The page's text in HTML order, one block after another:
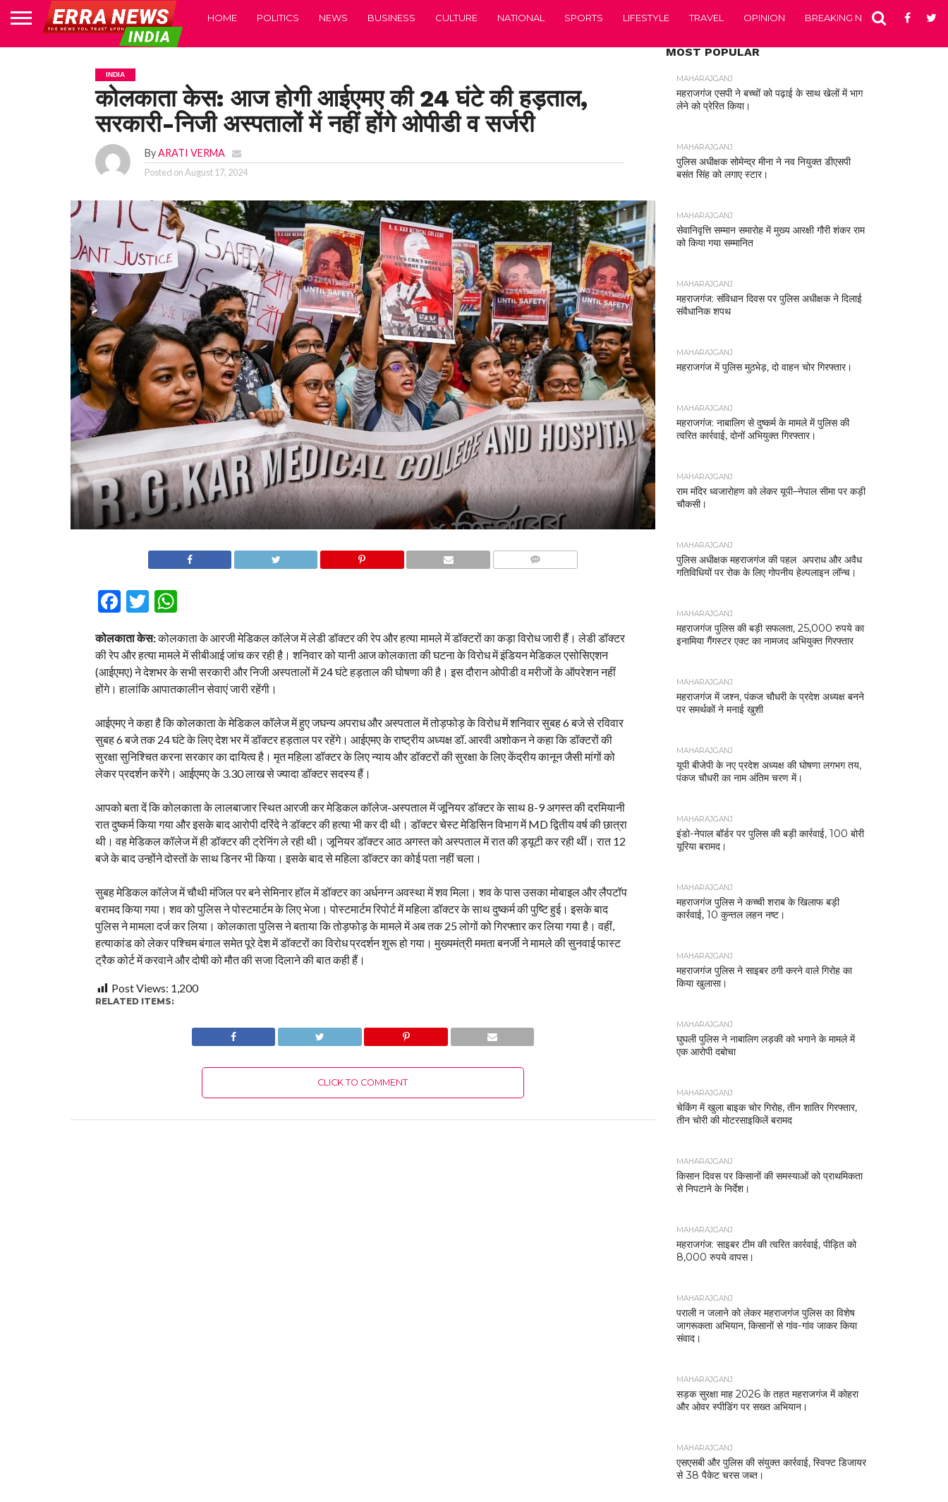
HOME POLITICS NEWS BUSINESS CULTURE NATIONAL SPORTS LIFESTYLE TRAVEL OPINION BREAKING NEWS
INDIA
कोलकाता केस: आज होगी आईएमए की 24 घंटे की हड़ताल,
सरकारी-निजी अस्पतालों में नहीं होंगे ओपीडी व सर्जरी
ByARATI VERMA
Posted onAugust 17, 2024
Facebook
Twitter
WhatsApp
कोलकाता केस:कोलकाता के आरजी मेडिकल कॉलेज में लेडी डॉक्टर की रेप और हत्या मामले में डॉक्टरों का कड़ा विरोध जारी हैं। लेडी डॉक्टर
की रेप और हत्या मामले में सीबीआई जांच कर रही है। शनिवार को यानी आज कोलकाता की घटना के विरोध में इंडियन मेडिकल एसोसिएशन
(आईएमए) ने देशभर के सभी सरकारी और निजी अस्पतालों में 24 घंटे हड़ताल की घोषणा की है। इस दौरान ओपीडी व मरीजों के ऑपरेशन नहीं
होंगे। हालांकि आपातकालीन सेवाएं जारी रहेंगी।
आईएमए ने कहा है कि कोलकाता के मेडिकल कॉलेज में हुए जघन्य अपराध और अस्पताल में तोड़फोड़ के विरोध में शनिवार सुबह 6 बजे से रविवार
सुबह 6 बजे तक 24 घंटे के लिए देश भर में डॉक्टर हड़ताल पर रहेंगे। आईएमए के राष्ट्रीय अध्यक्ष डॉ. आरवी अशोकन ने कहा कि डॉक्टरों की
सुरक्षा सुनिश्चित करना सरकार का दायित्व है। मृत महिला डॉक्टर के लिए न्याय और डॉक्टरों की सुरक्षा के लिए केंद्रीय कानून जैसी मांगों को
लेकर प्रदर्शन करेंगे। आईएमए के 3.30 लाख से ज्यादा डॉक्टर सदस्य हैं।
आपको बता दें कि कोलकाता के लालबाजार स्थित आरजी कर मेडिकल कॉलेज-अस्पताल में जूनियर डॉक्टर के साथ 8-9 अगस्त की दरमियानी
रात दुष्कर्म किया गया और इसके बाद आरोपी दरिंदे ने डॉक्टर की हत्या भी कर दी थी। डॉक्टर चेस्ट मेडिसिन विभाग में MD द्वितीय वर्ष की छात्रा
थी। वह मेडिकल कॉलेज में ही डॉक्टर की ट्रेनिंग ले रही थी। जूनियर डॉक्टर आठ अगस्त को अस्पताल में रात की ड्यूटी कर रही थीं। रात 12
बजे के बाद उन्होंने दोस्तों के साथ डिनर भी किया। इसके बाद से महिला डॉक्टर का कोई पता नहीं चला।
सुबह मेडिकल कॉलेज में चौथी मंजिल पर बने सेमिनार हॉल में डॉक्टर का अर्धनग्न अवस्था में शव मिला। शव के पास उसका मोबाइल और लैपटॉप
बरामद किया गया। शव को पुलिस ने पोस्टमार्टम के लिए भेजा। पोस्टमार्टम रिपोर्ट में महिला डॉक्टर के साथ दुष्कर्म की पुष्टि हुई। इसके बाद
पुलिस ने मामला दर्ज कर लिया। कोलकाता पुलिस ने बताया कि तोड़फोड़ के मामले में अब तक 25 लोगों को गिरफ्तार कर लिया गया है। वहीं,
हत्याकांड को लेकर पश्चिम बंगाल समेत पूरे देश में डॉक्टरों का विरोध प्रदर्शन शुरू हो गया। मुख्यमंत्री ममता बनर्जी ने मामले की सुनवाई फास्ट
ट्रैक कोर्ट में करवाने और दोषी को मौत की सजा दिलाने की बात कही हैं।
Post Views: 1,200
RELATED ITEMS:
CLICK TO COMMENT
MOST POPULAR
MAHARAJGANJ
महराजगंज एसपी ने बच्चों को पढ़ाई के साथ खेलों में भाग
लेने को प्रेरित किया।
MAHARAJGANJ
पुलिस अधीक्षक सोमेन्द्र मीना ने नव नियुक्त डीएसपी
बसंत सिंह को लगाए स्टार।
MAHARAJGANJ
सेवानिवृत्ति सम्मान समारोह में मुख्य आरक्षी गौरी शंकर राम
को किया गया सम्मानित
MAHARAJGANJ
महराजगंज: संविधान दिवस पर पुलिस अधीक्षक ने दिलाई
संवैधानिक शपथ
MAHARAJGANJ
महराजगंज में पुलिस मुठभेड़, दो वाहन चोर गिरफ्तार।
MAHARAJGANJ
महराजगंज: नाबालिग से दुष्कर्म के मामले में पुलिस की
त्वरित कार्रवाई, दोनों अभियुक्त गिरफ्तार।
MAHARAJGANJ
राम मंदिर ध्वजारोहण को लेकर यूपी–नेपाल सीमा पर कड़ी
चौकसी।
MAHARAJGANJ
पुलिस अधीक्षक महराजगंज की पहल अपराध और अवैध
गतिविधियों पर रोक के लिए गोपनीय हेल्पलाइन लॉन्च।
MAHARAJGANJ
महराजगंज पुलिस की बड़ी सफलता, 25,000 रुपये का
इनामिया गैंगस्टर एक्ट का नामजद अभियुक्त गिरफ्तार
MAHARAJGANJ
महराजगंज में जश्न, पंकज चौधरी के प्रदेश अध्यक्ष बनने
पर समर्थकों ने मनाई खुशी
MAHARAJGANJ
यूपी बीजेपी के नए प्रदेश अध्यक्ष की घोषणा लगभग तय,
पंकज चौधरी का नाम अंतिम चरण में।
MAHARAJGANJ
इंडो-नेपाल बॉर्डर पर पुलिस की बड़ी कार्रवाई, 100 बोरी
यूरिया बरामद।
MAHARAJGANJ
महराजगंज पुलिस ने कच्ची शराब के खिलाफ बड़ी
कार्रवाई, 10 कुन्तल लहन नष्ट।
MAHARAJGANJ
महराजगंज पुलिस ने साइबर ठगी करने वाले गिरोह का
किया खुलासा।
MAHARAJGANJ
घुघली पुलिस ने नाबालिग लड़की को भगाने के मामले में
एक आरोपी दबोचा
MAHARAJGANJ
चेकिंग में खुला बाइक चोर गिरोह, तीन शातिर गिरफ्तार,
तीन चोरी की मोटरसाइकिलें बरामद
MAHARAJGANJ
किसान दिवस पर किसानों की समस्याओं को प्राथमिकता
से निपटाने के निर्देश।
MAHARAJGANJ
महराजगंज: साइबर टीम की त्वरित कार्रवाई, पीड़ित को
8,000 रुपये वापस।
MAHARAJGANJ
पराली न जलाने को लेकर महराजगंज पुलिस का विशेष
जागरूकता अभियान, किसानों से गांव-गांव जाकर किया
संवाद।
MAHARAJGANJ
सड़क सुरक्षा माह 2026 के तहत महराजगंज में कोहरा
और ओवर स्पीडिंग पर सख्त अभियान।
MAHARAJGANJ
एसएसबी और पुलिस की संयुक्त कार्रवाई, स्विफ्ट डिजायर
से 38 पैकेट चरस जब्त।